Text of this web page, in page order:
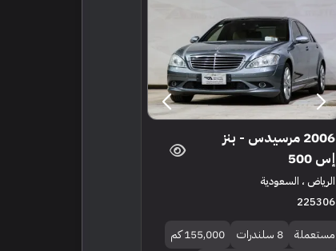
2006 مرسيدس - بنز
إس 500
الرياض ، السعودية
225306
مستعملة 8 سلندرات
155,000 كم